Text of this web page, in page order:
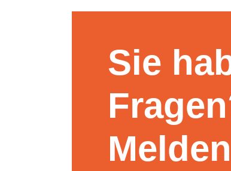
Sie